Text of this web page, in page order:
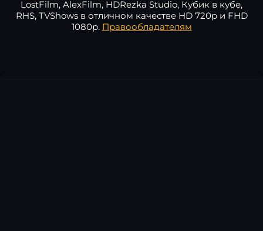
LostFilm, AlexFilm, HDRezka Studio, Кубик в кубе,
RHS, TVShows в отличном качестве HD 720p и FHD
1080p. Правообладателям